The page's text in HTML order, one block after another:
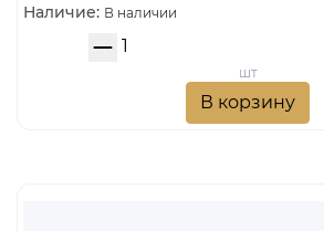
Наличие: В наличии
шт
В корзину